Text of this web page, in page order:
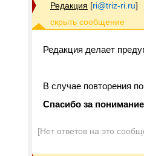
Редакция [ri@triz-ri.ru]
Редакция делает
В случае повторения
Спасибо за
[Нет ответов на это